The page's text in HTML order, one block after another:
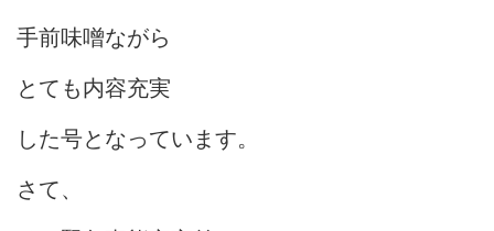
手前味噌ながら
とても内容充実
した号となっています。
さて、